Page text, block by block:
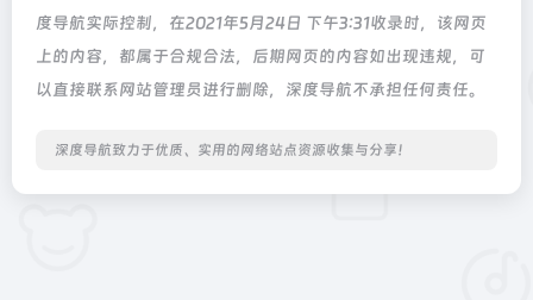
度导航实际控制，在2021年5月24日 下午3:31收录时，该网页
上的内容，都属于合规合法，后期网页的内容如出现违规，可
以直接联系网站管理员进行删除，深度导航不承担任何责任。
深度导航致力于优质、实用的网络站点资源收集与分享！